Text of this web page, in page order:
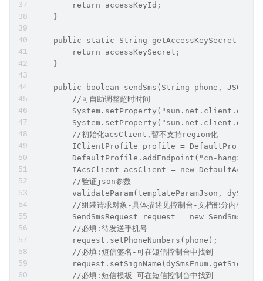
        return accessKeyId;
    }
    public static String getAccessKeySecret() {
        return accessKeySecret;
    }
public boolean sendSms(String phone,
        //可自助调整超时时间
        //初始化acsClient,暂不支持region化
IClientProfile profile =
DefaultProfile.addEndpoint("cn-
IAcsClient acsClient = new
        //验证json参数
validateParam(templateParamJson,
        //组装请求对象-具体描述见控制台-文档部分内容
SendSmsRequest request = new
        //必填:待发送手机号
        request.setPhoneNumbers(phone);
        //必填:短信签名-可在短信控制台中找到
        //必填:短信模板-可在短信控制台中找到